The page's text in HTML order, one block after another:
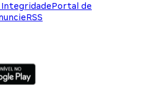
Portal de
RSS